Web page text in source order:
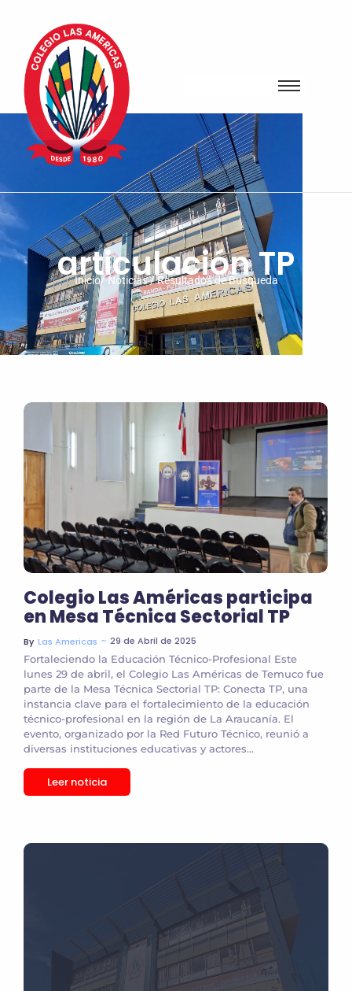
articulación TP
Inicio/ Noticias / Resultados de Busqueda
Colegio Las Américas participa
en Mesa Técnica Sectorial TP
By Las Americas ~ 29 de Abril de 2025
Fortaleciendo la Educación Técnico-Profesional Este
lunes 29 de abril, el Colegio Las Américas de Temuco fue
parte de la Mesa Técnica Sectorial TP: Conecta TP, una
instancia clave para el fortalecimiento de la educación
técnico-profesional en la región de La Araucanía. El
evento, organizado por la Red Futuro Técnico, reunió a
diversas instituciones educativas y actores...
Leer noticia